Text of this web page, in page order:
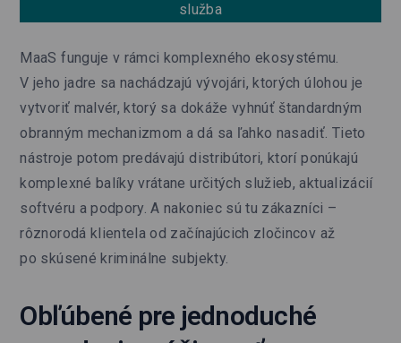
služba
MaaS funguje v rámci komplexného ekosystému.
V jeho jadre sa nachádzajú vývojári, ktorých úlohou je
vytvoriť malvér, ktorý sa dokáže vyhnúť štandardným
obranným mechanizmom a dá sa ľahko nasadiť. Tieto
nástroje potom predávajú distribútori, ktorí ponúkajú
komplexné balíky vrátane určitých služieb, aktualizácií
softvéru a podpory. A nakoniec sú tu zákazníci –
rôznorodá klientela od začínajúcich zločincov až
po skúsené kriminálne subjekty.
Obľúbené pre jednoduché